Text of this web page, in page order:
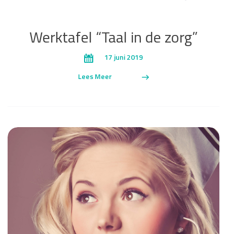
Werktafel “Taal in de zorg”
17 juni 2019
Lees Meer